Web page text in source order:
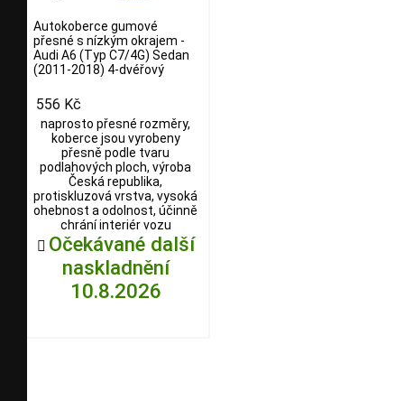
Autokoberce gumové
přesné s nízkým okrajem -
Audi A6 (Typ C7/4G) Sedan
(2011-2018) 4-dvéřový
556 Kč
naprosto přesné rozměry,
koberce jsou vyrobeny
přesně podle tvaru
podlahových ploch, výroba
Česká republika,
protiskluzová vrstva, vysoká
ohebnost a odolnost, účinně
chrání interiér vozu
 Očekávané další
naskladnění
10.8.2026